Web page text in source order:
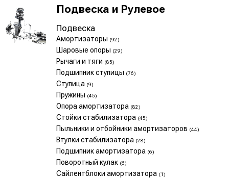
Подвеска и Рулевое
Подвеска
Амортизаторы (92)
Шаровые опоры (29)
Рычаги и тяги (85)
Подшипник ступицы (76)
Ступица (9)
Пружины (45)
Опора амортизатора (82)
Стойки стабилизатора (45)
Пыльники и отбойники амортизаторов (44)
Втулки стабилизатора (28)
Подшипник амортизатора (6)
Поворотный кулак (6)
Сайлентблоки амортизатора (1)